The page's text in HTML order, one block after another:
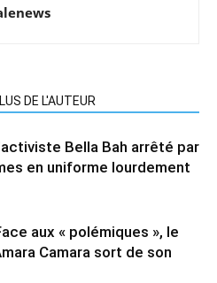
DE L'AUTEUR
Bella Bah arrêté par
en uniforme lourdement
aux « polémiques », le
Camara sort de son